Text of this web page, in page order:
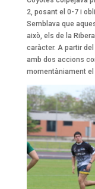
2, posant el 0-7 i
Semblava que
això, els de la
caràcter. A partir
amb dos accions
momentàniament el